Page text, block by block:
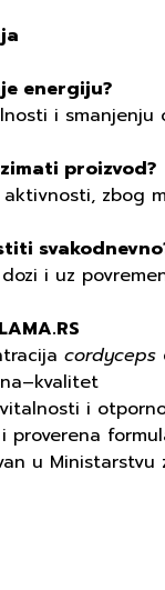
energiju?
i smanjenju
proizvod?
zbog
i uz
cordyceps
i
proverena
u Ministarstvu